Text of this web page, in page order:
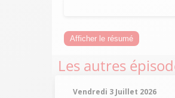
Afficher le résumé
Les autres
Vendredi 3 Juillet 2026